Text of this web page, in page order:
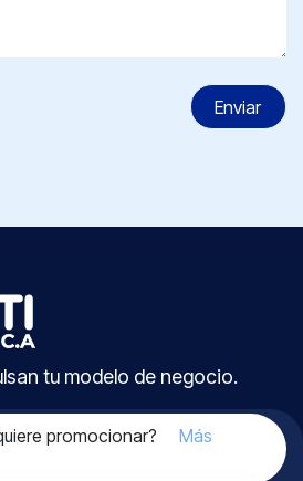
Enviar
tu modelo de negocio.
promocionar? Más